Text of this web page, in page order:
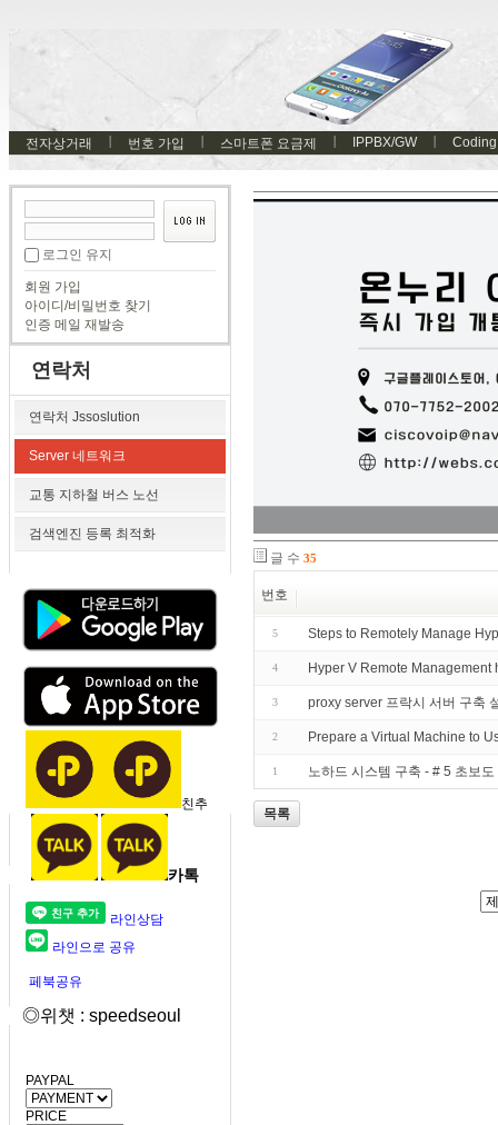
전자상거래 번호 가입 스마트폰 요금제 IPPBX/GW Coding
로그인 유지
회원 가입
아이디/비밀번호 찾기
인증 메일 재발송
연락처
연락처 Jssoslution
Server 네트워크
교통 지하철 버스 노선
검색엔진 등록 최적화
친추
카톡
라인상담
라인으로 공유
페북공유
◎위챗 : speedseoul
PAYPAL
PRICE
글 수 35
번호
5 Steps to Remotely Manage
4 Hyper V Remote Management
3 proxy server 프락시 서버 구축
2 Prepare a Virtual Machine to
1 노하드 시스템 구축 - # 5 초보
목록